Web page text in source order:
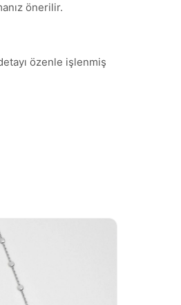
önerilir.
özenle işlenmiş